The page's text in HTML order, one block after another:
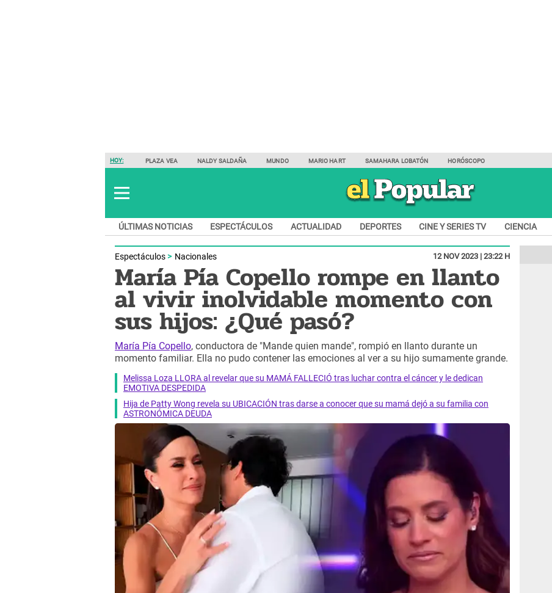
HOY: PLAZA VEA NALDY SALDAÑA MUNDO MARIO HART SAMAHARA LOBATÓN HORÓSCOPO
ÚLTIMAS NOTICIAS ESPECTÁCULOS ACTUALIDAD DEPORTES CINE Y SERIES TV CIENCIA
Espectáculos Nacionales 12 NOV 2023 | 23:22 H
María Pía Copello rompe en llanto
al vivir inolvidable momento con
sus hijos: ¿Qué pasó?
María Pía Copello, conductora de "Mande quien mande", rompió en llanto durante un
momento familiar. Ella no pudo contener las emociones al ver a su hijo sumamente grande.
Melissa Loza LLORA al revelar que su MAMÁ FALLECIÓ tras luchar contra el cáncer y le dedican
EMOTIVA DESPEDIDA
Hija de Patty Wong revela su UBICACIÓN tras darse a conocer que su mamá dejó a su familia con
ASTRONÓMICA DEUDA